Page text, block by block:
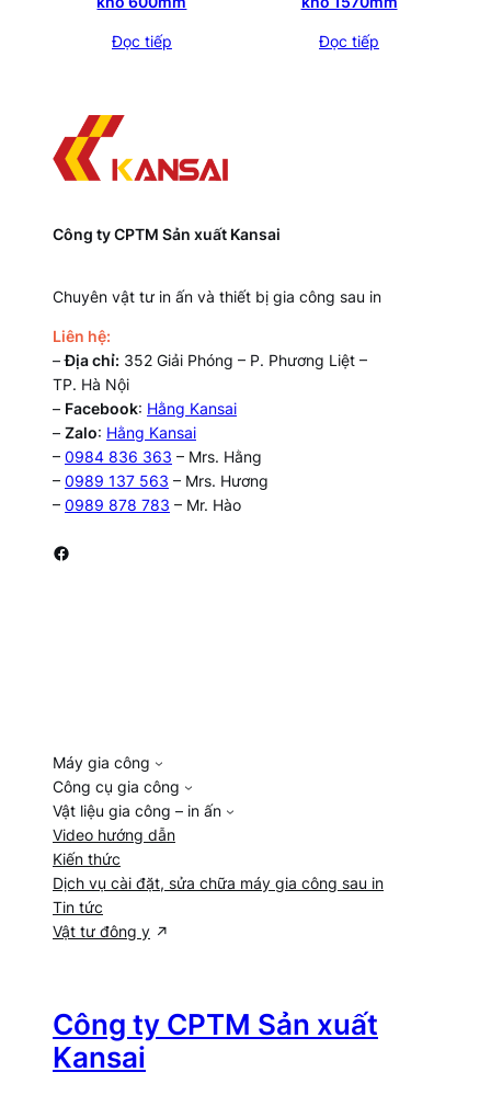
Đọc tiếp Đọc tiếp
Công ty CPTM Sản xuất Kansai
Chuyên vật tư in ấn và thiết bị gia công sau in
Liên hệ:
–Địa chỉ: 352 Giải Phóng – P. Phương Liệt –
TP. Hà Nội
– Facebook: Hằng Kansai
– Zalo: Hằng Kansai
– 0984 836 363 – Mrs. Hằng
– 0989 137 563 – Mrs. Hương
– 0989 878 783 – Mr. Hào
Facebook
Máy gia công
Công cụ gia công
Vật liệu gia công – in ấn
Video hướng dẫn
Kiến thức
Dịch vụ cài đặt, sửa chữa máy gia công sau in
Tin tức
Vật tư đông y
Công ty CPTM Sản xuất
Kansai